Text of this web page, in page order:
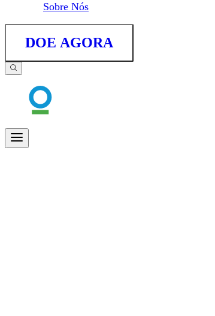
Sobre Nós
DOE AGORA